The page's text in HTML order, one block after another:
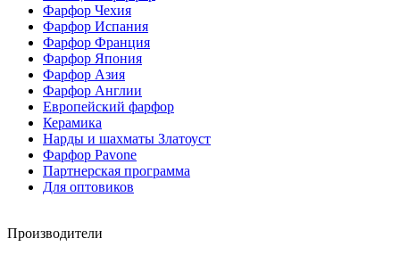
Фарфор Чехия
Фарфор Испания
Фарфор Франция
Фарфор Япония
Фарфор Азия
Фарфор Англии
Европейский фарфор
Керамика
Нарды и шахматы Златоуст
Фарфор Pavone
Партнерская программа
Для оптовиков
Производители